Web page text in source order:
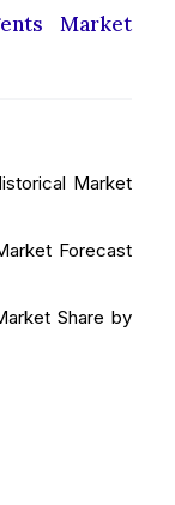
Market
Market
Forecast
Share by